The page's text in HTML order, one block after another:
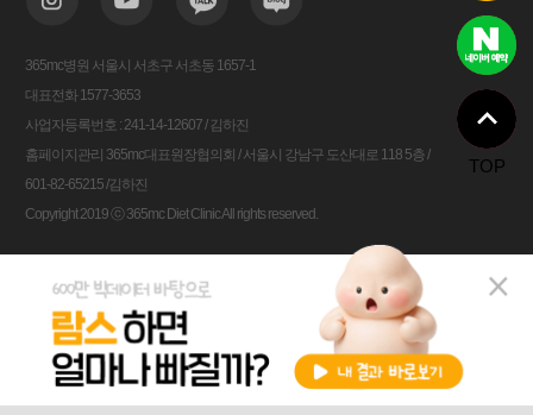
TOP
비용안내 전화상담 카톡상담
365mc병원 서울시 서초구 서초동 1657-1
대표전화 1577-3653
사업자등록번호 : 241-14-12607 / 김하진
홈페이지관리 365mc대표원장협의회 / 서울시 강남구 도산대로 118 5층 /
601-82-65215 /김하진
Copyright 2019 ⓒ 365mc Diet Clinic All rights reserved.